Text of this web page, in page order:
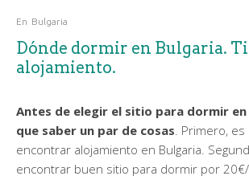
En Bulgaria
Dónde dormir en Bulgaria.
alojamiento.
Antes de elegir el sitio para dormir
que saber un par de cosas. Primero, es
encontrar alojamiento en Bulgaria.
encontrar buen sitio para dormir por